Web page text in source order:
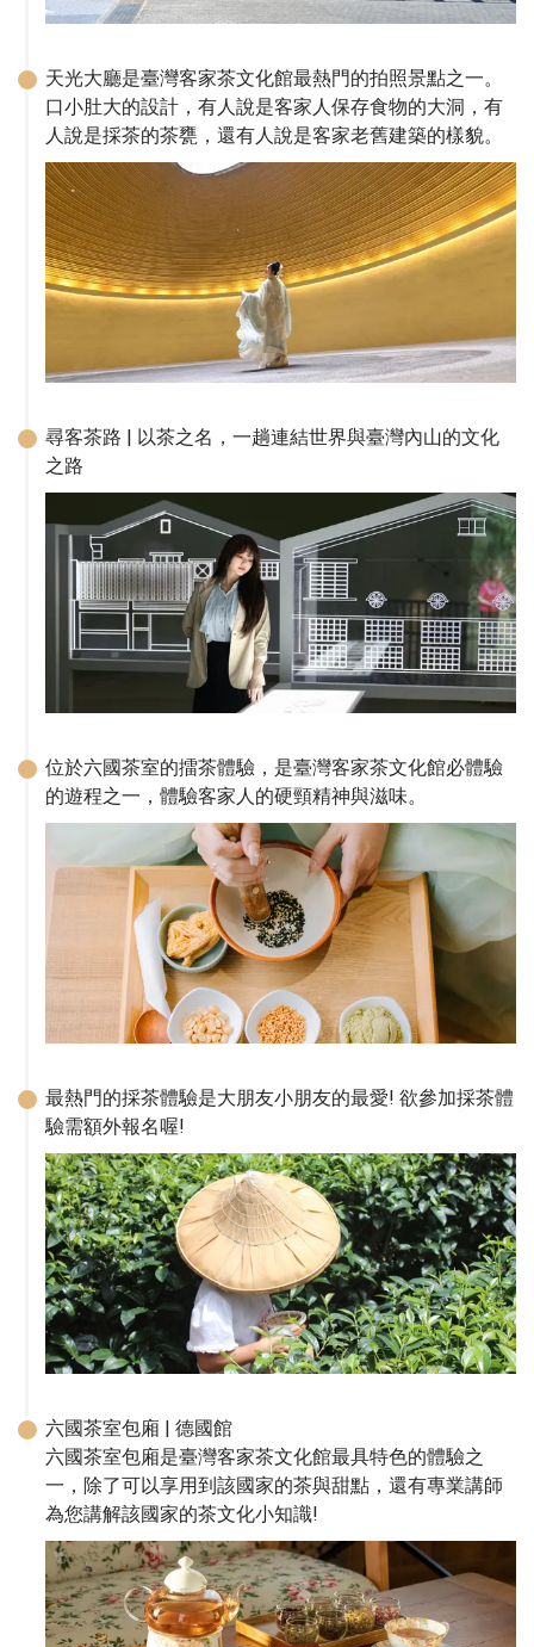
天光大廳是臺灣客家茶文化館最熱門的拍照景點之一。
口小肚大的設計，有人說是客家人保存食物的大洞，有
人說是採茶的茶甕，還有人說是客家老舊建築的樣貌。
尋客茶路 | 以茶之名，一趟連結世界與臺灣內山的文化
之路
位於六國茶室的擂茶體驗，是臺灣客家茶文化館必體驗
的遊程之一，體驗客家人的硬頸精神與滋味。
最熱門的採茶體驗是大朋友小朋友的最愛! 欲參加採茶體
驗需額外報名喔!
六國茶室包廂 | 德國館
六國茶室包廂是臺灣客家茶文化館最具特色的體驗之
一，除了可以享用到該國家的茶與甜點，還有專業講師
為您講解該國家的茶文化小知識!